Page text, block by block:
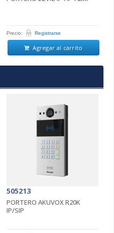
Precio: Registrarse
Agregar al carrito
505213
PORTERO AKUVOX R20K
IP/SIP